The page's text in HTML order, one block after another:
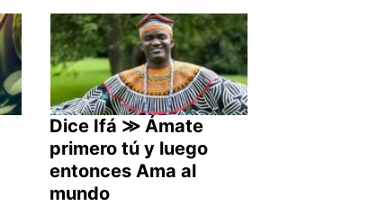
Dice Ifá ≫ Ámate
primero tú y luego
entonces Ama al
mundo